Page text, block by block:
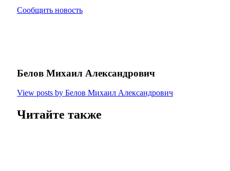
Сообщить новость
Белов Михаил Александрович
View posts by Белов Михаил Александрович
Читайте также